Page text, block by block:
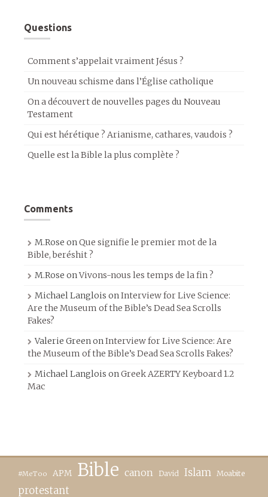
Questions
Comment s’appelait vraiment Jésus ?
Un nouveau schisme dans l’Église catholique
On a découvert de nouvelles pages du Nouveau
Testament
Qui est hérétique ? Arianisme, cathares, vaudois ?
Quelle est la Bible la plus complète ?
Comments
M.Rose onQue signifie le premier mot de la
Bible, beréshit ?
M.Rose onVivons-nous les temps de la fin ?
Michael Langlois onInterview for Live Science:
Are the Museum of the Bible’s Dead Sea Scrolls
Fakes?
Valerie GreenonInterview for Live Science: Are
the Museum of the Bible’s Dead Sea Scrolls Fakes?
Michael Langlois onGreek AZERTY Keyboard 1.2
Mac
#MeToo APM Bible canon David Islam Moabite
protestant